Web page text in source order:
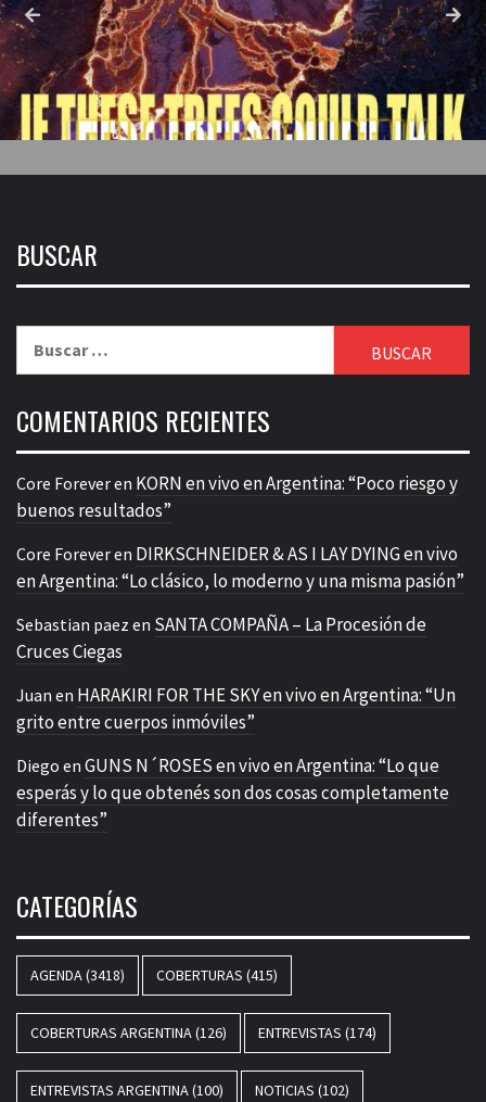
BUSCAR
COMENTARIOS RECIENTES
Core Foreveren KORN en vivo en Argentina: “Poco riesgo y
buenos resultados”
Core Foreveren DIRKSCHNEIDER & AS I LAY DYING en vivo
en Argentina: “Lo clásico, lo moderno y una misma pasión”
Sebastian paez en SANTA COMPAÑA – La Procesión de
Cruces Ciegas
Juan en HARAKIRI FOR THE SKY en vivo en Argentina: “Un
grito entre cuerpos inmóviles”
Diego en GUNS N´ROSES en vivo en Argentina: “Lo que
esperás y lo que obtenés son dos cosas completamente
diferentes”
CATEGORÍAS
AGENDA(3418) COBERTURAS (415)
COBERTURAS ARGENTINA(126) ENTREVISTAS (174)
ENTREVISTAS ARGENTINA(100) NOTICIAS (102)